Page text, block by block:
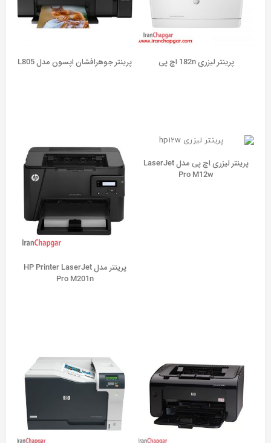
پرینتر لیزری 182n اچ پی پرينتر جوهرافشان اپسون مدل L805
پرینتر لیزری اچ پی مدل LaserJet
Pro M12w
پرینتر مدل HP Printer LaserJet
Pro M201n